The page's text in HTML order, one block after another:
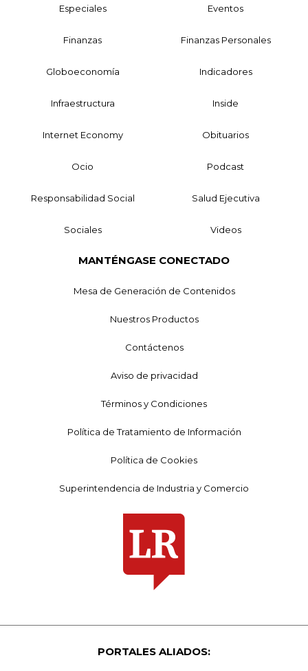
Especiales Eventos
Finanzas Finanzas Personales
Globoeconomía Indicadores
Infraestructura Inside
Internet Economy Obituarios
Ocio Podcast
Responsabilidad Social Salud Ejecutiva
Sociales Videos
MANTÉNGASE CONECTADO
Mesa de Generación de Contenidos
Nuestros Productos
Contáctenos
Aviso de privacidad
Términos y Condiciones
Política de Tratamiento de Información
Política de Cookies
Superintendencia de Industria y Comercio
PORTALES ALIADOS: